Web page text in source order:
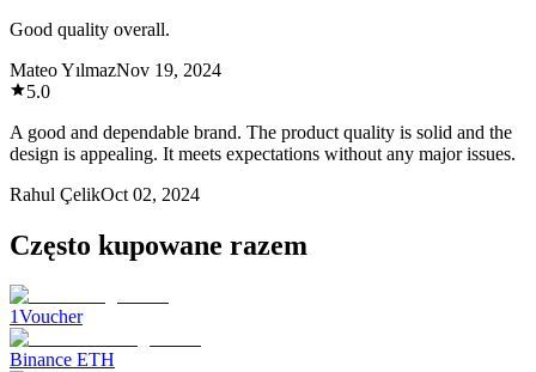
Good quality overall.
Mateo YılmazNov 19, 2024
5.0
A good and dependable brand. The product quality is solid and the
design is appealing. It meets expectations without any major issues.
Rahul ÇelikOct 02, 2024
Często kupowane razem
1Voucher
Binance ETH